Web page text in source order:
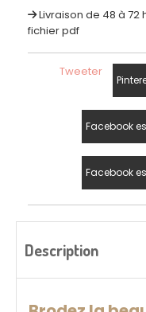
Livraison de 48 à
fichier pdf
Tweeter
Facebook
Facebook
Description